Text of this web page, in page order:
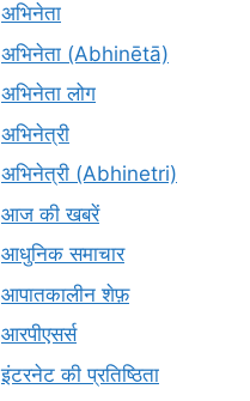
अभिनेता
अभिनेता (Abhinētā)
अभिनेता लोग
अभिनेत्री
अभिनेत्री (Abhinetri)
आज की खबरें
आधुनिक समाचार
आपातकालीन शेफ़
आरपीएसर्स
इंटरनेट की प्रतिष्ठिता